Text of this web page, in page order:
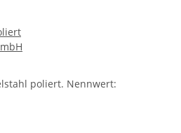
poliert. Nennwert: